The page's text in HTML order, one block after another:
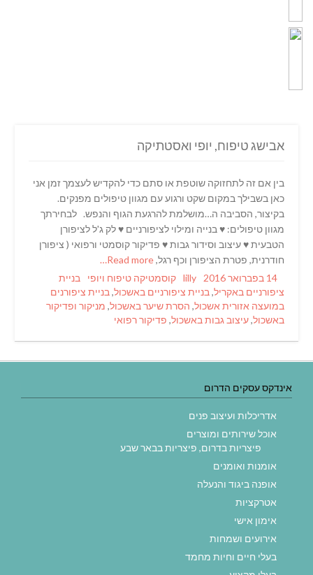
אבישג טיפוח, יופי ואסטתיקה
בין אם זה לתחזוקה שוטפת או סתם כדי להקדיש לעצמך זמן אני
כאן בשבילך במקום שקט ורגוע עם מגוון טיפולים מפנקים.
בקיצור, הסביבה ה…מושלמת להרגעת הגוף והנפש. לבחירתך
מגוון טיפולים: ♥ בנייה ומילוי לציפורניים ♥ לק ג'ל לציפורן
הטבעית ♥ עיצוב וסידור גבות ♥ פדיקור קוסמטי ורפואי ( ציפורן
חודרנית, פטרת הציפורן וכף רגל,
Posted
on
14 בפברואר 2016 Author
lilly
Categories
קוסמטיקה טיפוח ויופי Tags
בניית
ציפורניים באקריל, בניית ציפורניים באשכול, בניית ציפורנים
במועצה אזורית אשכול, הסרת שיער באשכול, מניקור ופדיקור
באשכול,עיצוב גבות באשכול, פדיקור רפואי
אינדקס עסקים הדרום
אדריכלות ועיצוב פנים
אוכל שירותים ומוצרים
פיצריות בדרום, פיצריות בבאר שבע
אומנות ואומנים
אופנה ביגוד והנעלה
אטרקציות
אימון אישי
אירועים ושמחות
בעלי חיים וחיות מחמד